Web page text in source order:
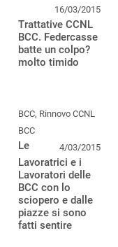
16/03/2015
Trattative CCNL
BCC. Federcasse
batte un colpo?
molto timido
BCC, Rinnovo CCNL
BCC
4/03/2015
Le
Lavoratrici e i
Lavoratori delle
BCC con lo
sciopero e dalle
piazze si sono
fatti sentire